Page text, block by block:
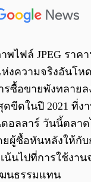
พไฟล์ JPEG ราค
ห่งความจริงอันโ
รซื้อขายพังทลายล
ดขีดในปี 2021 ที่ง
ดอลลาร์ วันนี้ตลา
ยผู้ซื้อหันหลังให้กับ
น้นไปที่การใช้งาน
นธรรมแทน